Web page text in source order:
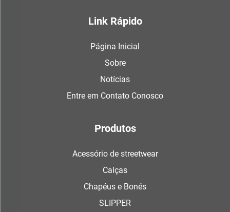
Link Rápido
Página Inicial
Sobre
Notícias
Entre em Contato Conosco
Produtos
Acessório de streetwear
Calças
Chapéus e Bonés
SLIPPER